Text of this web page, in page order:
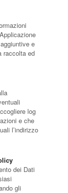
e
raccolta ed
log
e che
l’indirizzo
dei Dati
gli